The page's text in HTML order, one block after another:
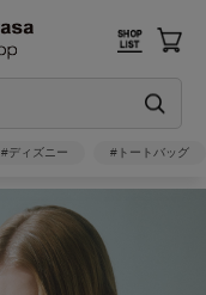
#ディズニー #トートバッグ